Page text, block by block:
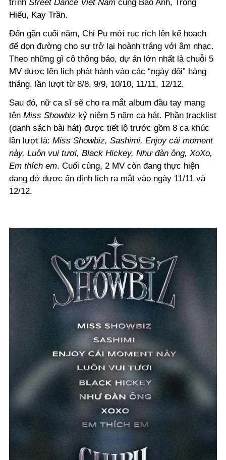
trình Street Dance Việt Nam cùng Bảo Anh, Trọng
Hiếu, Kay Trần.
Đến gần cuối năm, Chi Pu mới rục rịch lên kế hoạch
để dọn đường cho sự trở lại hoành tráng với âm nhạc.
Theo những gì cô thông báo, dự án lớn nhất là chuỗi 5
MV được lên lịch phát hành vào các “ngày đôi” hàng
tháng, lần lượt từ 8/8, 9/9, 10/10, 11/11, 12/12.
Sau đó, nữ ca sĩ sẽ cho ra mắt album đầu tay mang
tên Miss Showbiz kỷ niệm 5 năm ca hát. Phần tracklist
(danh sách bài hát) được tiết lộ trước gồm 8 ca khúc
lần lượt là: Miss Showbiz, Sashimi, Enjoy cái moment
này, Luôn vui tươi, Black Hickey, Như đàn ông, XoXo,
Em thích em. Cuối cùng, 2 MV còn đang thực hiện
dang dở được ấn định lịch ra mắt vào ngày 11/11 và
12/12.